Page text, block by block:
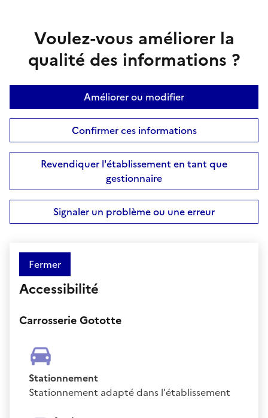
Voulez-vous améliorer la
qualité des informations ?
Améliorer ou modifier
Confirmer ces informations
Revendiquer l'établissement en tant que
gestionnaire
Signaler un problème ou une erreur
Fermer
Accessibilité
Carrosserie Gototte
Stationnement
Stationnement adapté dans l'établissement